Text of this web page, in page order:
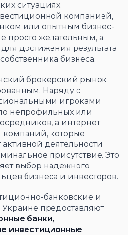
ситуациях
компанией,
или опытным бизнес-
просто желательным, а
достижения результата
бизнеса.
брокерский рынок
Наряду с
игроками
непрофильных или
а интернет
компаний, которые
деятельности
присутствие. Это
выбор надёжного
бизнеса и инвесторов.
банковские и
Украине предоставляют
банки,
инвестиционные